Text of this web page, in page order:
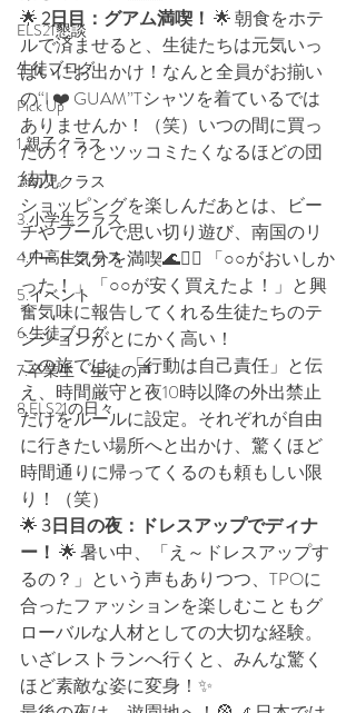
ELS21懇談
生徒ブログ
Pick Up
1.親子クラス
2.幼児クラス
3.小学生クラス
4.中高生クラス
5.イベント
6.生徒ブログ
7.卒業生・生徒の声
8.ELS21の日々
🌟 2日目：グアム満喫！ 🌟 朝食をホテ
ルで済ませると、生徒たちは元気いっ
ぱいにお出かけ！なんと全員がお揃い
の“I ❤️ GUAM”Tシャツを着ているでは
ありませんか！（笑）いつの間に買っ
たの！？とツッコミたくなるほどの団
結力。
ショッピングを楽しんだあとは、ビー
チやプールで思い切り遊び、南国のリ
ゾート気分を満喫🌊🏊‍♂️ 「○○がおいしか
った！」「○○が安く買えたよ！」と興
奮気味に報告してくれる生徒たちのテ
ンションがとにかく高い！
この旅では、「行動は自己責任」と伝
え、時間厳守と夜10時以降の外出禁止
だけをルールに設定。それぞれが自由
に行きたい場所へと出かけ、驚くほど
時間通りに帰ってくるのも頼もしい限
り！（笑）
🌟 3日目の夜：ドレスアップでディナ
ー！ 🌟 暑い中、「え～ドレスアップす
るの？」という声もありつつ、TPOに
合ったファッションを楽しむこともグ
ローバルな人材としての大切な経験。
いざレストランへ行くと、みんな驚く
ほど素敵な姿に変身！✨